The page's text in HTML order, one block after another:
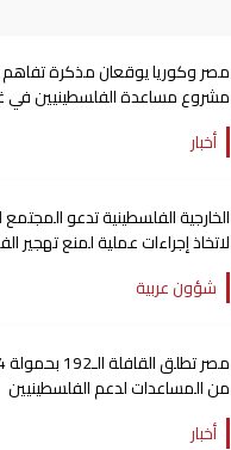
مصر وكوريا يوقعان مذكرة تفاهم
مشروع مساعدة الفلسطينيين في
أخبار
الخارجية الفلسطينية تدعو المجتمع
لاتخاذ إجراءات عملية لمنع تهجير
قسراً
شؤون عربية
من المساعدات لدعم الفلسطينيين
أخبار